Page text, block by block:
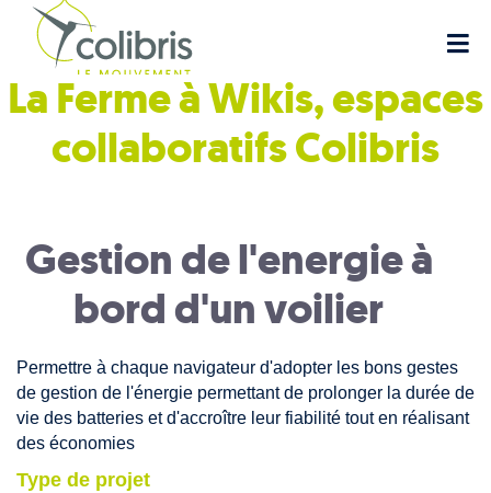
La Ferme à Wikis, espaces
collaboratifsColibris
Gestion de l'energie à
bord d'un voilier
Permettre à chaque navigateur d'adopter les bons gestes
de gestion de l'énergie permettant de prolonger la durée de
vie des batteries et d'accroître leur fiabilité tout en réalisant
des économies
Type de projet